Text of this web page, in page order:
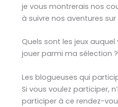
je vous montrerais nos
à suivre nos aventures
Quels sont les jeux
jouer parmi ma sélection ?
Les blogueuses qui
Si vous voulez participer,
participer à ce rendez-